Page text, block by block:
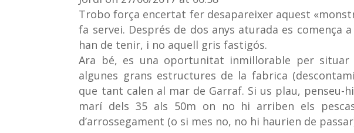
Trobo força encertat fer desapareixer aquest
fa servei. Després de dos anys aturada es comença
han de tenir, i no aquell gris fastigós.
Ara bé, es una oportunitat inmillorable per
algunes grans estructures de la fabrica
que tant calen al mar de Garraf. Si us plau, penseu-
marí dels 35 als 50m on no hi arriben els
d’arrossegament (o si mes no, no hi haurien de